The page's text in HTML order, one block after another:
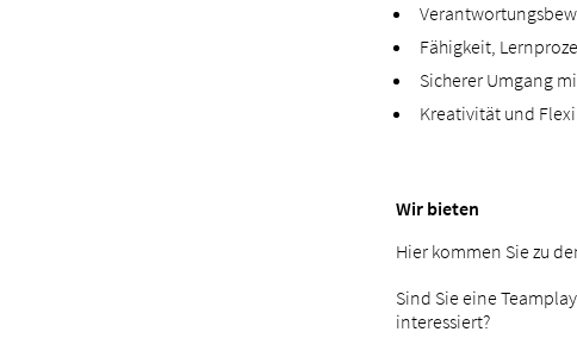
Fähigkeit,
Sicherer Umgang
Kreativität und
Wir bieten
Hier kommen Sie zu
Sind Sie eine
interessiert?